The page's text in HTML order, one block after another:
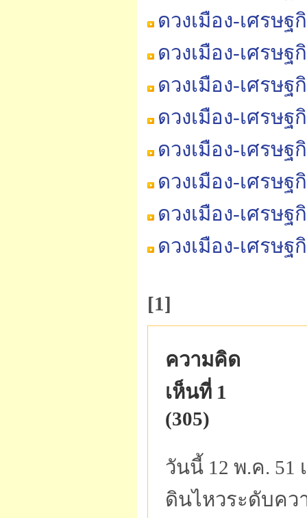
ดวงเมือง-เศรษ
ดวงเมือง-เศรษ
ดวงเมือง-เศรษ
ดวงเมือง-เศรษ
ดวงเมือง-เศรษ
ดวงเมือง-เศรษ
ดวงเมือง-เศรษ
ดวงเมือง-เศรษ
[1]
ความคิด
เห็นที่ 1
(305)
วันนี้ 12 พ.ค. 51
ดินไหวระดับคว